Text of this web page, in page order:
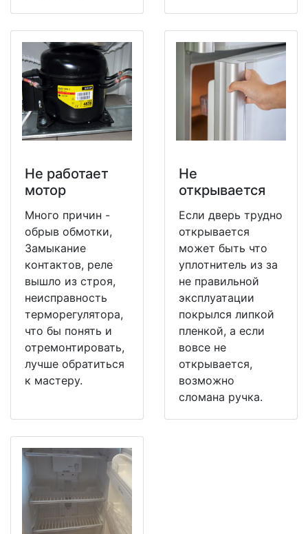
Не работает
мотор
Много причин -
обрыв обмотки,
Замыкание
контактов, реле
вышло из строя,
неисправность
терморегулятора,
что бы понять и
отремонтировать,
лучше обратиться
к мастеру.
Не
открывается
Если дверь трудно
открывается
может быть что
уплотнитель из за
не правильной
эксплуатации
покрылся липкой
пленкой, а если
вовсе не
открывается,
возможно
сломана ручка.